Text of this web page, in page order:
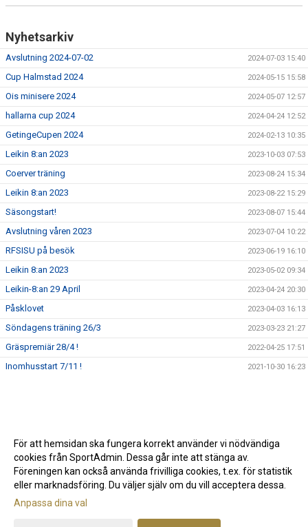
Nyhetsarkiv
Avslutning 2024-07-02 2024-07-03 15:40
Cup Halmstad 2024 2024-05-15 15:58
Ois minisere 2024 2024-05-07 12:57
hallarna cup 2024 2024-04-24 12:52
GetingeCupen 2024 2024-02-13 10:35
Leikin 8:an 2023 2023-10-03 07:53
Coerver träning 2023-08-24 15:34
Leikin 8:an 2023 2023-08-22 15:29
Säsongstart! 2023-08-07 15:44
Avslutning våren 2023 2023-07-04 10:22
RFSISU på besök 2023-06-19 16:10
Leikin 8:an 2023 2023-05-02 09:34
Leikin-8:an 29 April 2023-04-24 20:30
Påsklovet 2023-04-03 16:13
Söndagens träning 26/3 2023-03-23 21:27
Gräspremiär 28/4 ! 2022-04-25 17:51
Inomhusstart 7/11 ! 2021-10-30 16:23
Gå till Webbversion
För att hemsidan ska fungera korrekt använder vi nödvändiga
cookies från SportAdmin. Dessa går inte att stänga av.
Föreningen kan också använda frivilliga cookies, t.ex. för statistik
eller marknadsföring. Du väljer själv om du vill acceptera dessa.
Anpassa dina val